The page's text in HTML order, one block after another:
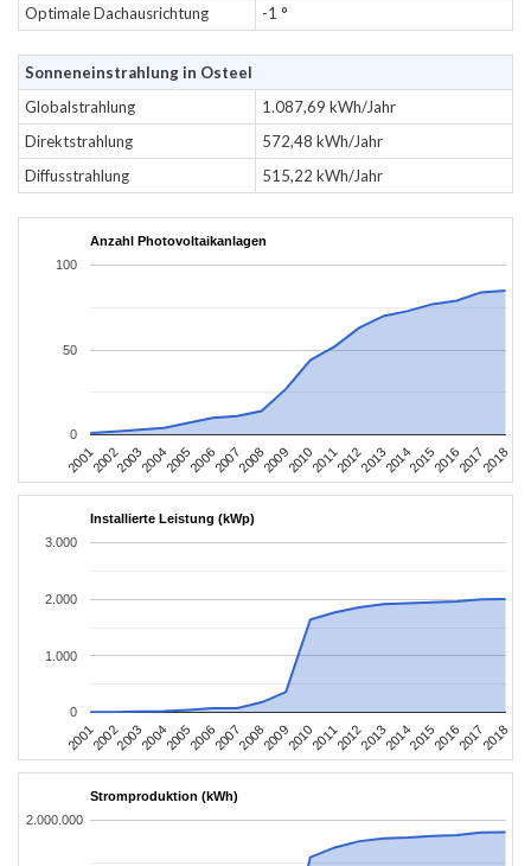
Optimale Dachausrichtung
-1 °
Sonneneinstrahlung in Osteel
Globalstrahlung
1.087,69 kWh/Jahr
Direktstrahlung
572,48 kWh/Jahr
Diffusstrahlung
515,22 kWh/Jahr
Anzahl Photovoltaikanlagen
200120022003200420052006200720082009201020112012201320142015201620172018
0
50
100
Installierte Leistung (kWp)
200120022003200420052006200720082009201020112012201320142015201620172018
0
1.000
2.000
3.000
Stromproduktion (kWh)
2.000.000